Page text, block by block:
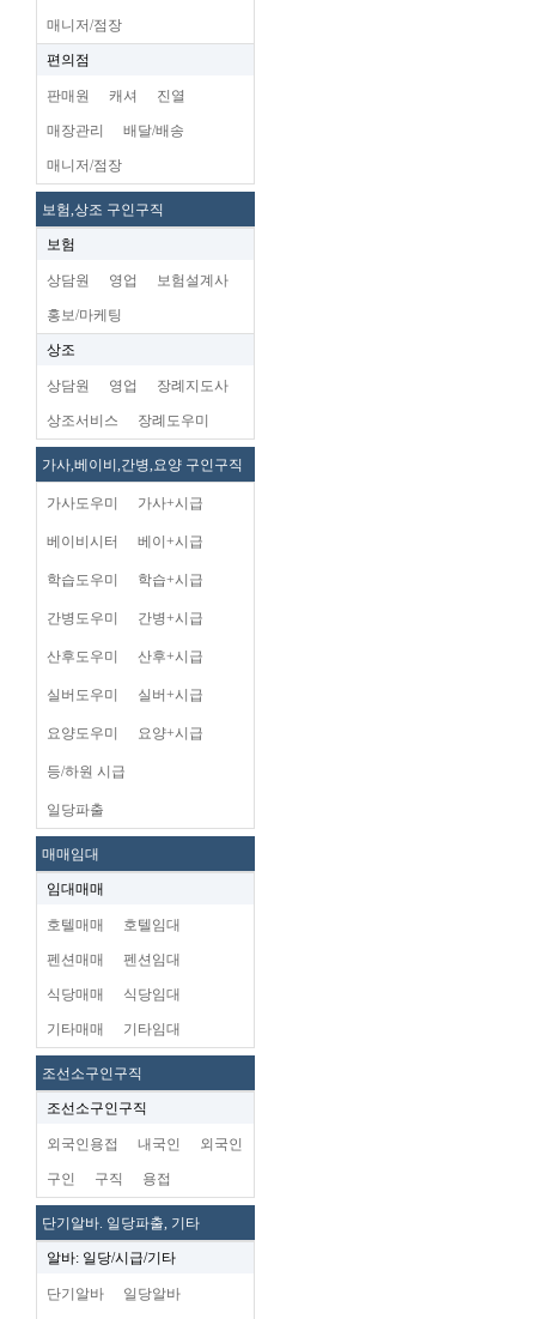
매니저/점장
편의점
판매원 캐셔 진열
매장관리 배달/배송
매니저/점장
보험,상조 구인구직
보험
상담원 영업 보험설계사
홍보/마케팅
상조
상담원 영업 장례지도사
상조서비스 장례도우미
가사,베이비,간병,요양 구인구직
가사도우미 가사+시급
베이비시터 베이+시급
학습도우미 학습+시급
간병도우미 간병+시급
산후도우미 산후+시급
실버도우미 실버+시급
요양도우미 요양+시급
등/하원 시급
일당파출
매매임대
임대매매
호텔매매 호텔임대
펜션매매 펜션임대
식당매매 식당임대
기타매매 기타임대
조선소구인구직
조선소구인구직
외국인용접 내국인 외국인
구인 구직 용접
단기알바. 일당파출, 기타
알바: 일당/시급/기타
단기알바 일당알바